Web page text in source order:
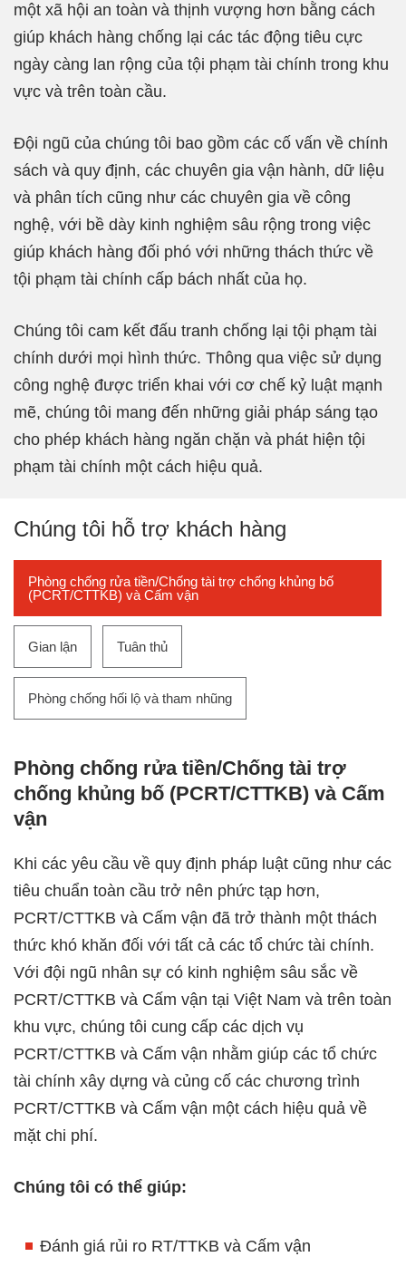
một xã hội an toàn và thịnh vượng hơn bằng cách
giúp khách hàng chống lại các tác động tiêu cực
ngày càng lan rộng của tội phạm tài chính trong khu
vực và trên toàn cầu.
Đội ngũ của chúng tôi bao gồm các cố vấn về chính
sách và quy định, các chuyên gia vận hành, dữ liệu
và phân tích cũng như các chuyên gia về công
nghệ, với bề dày kinh nghiệm sâu rộng trong việc
giúp khách hàng đối phó với những thách thức về
tội phạm tài chính cấp bách nhất của họ.
Chúng tôi cam kết đấu tranh chống lại tội phạm tài
chính dưới mọi hình thức. Thông qua việc sử dụng
công nghệ được triển khai với cơ chế kỷ luật mạnh
mẽ, chúng tôi mang đến những giải pháp sáng tạo
cho phép khách hàng ngăn chặn và phát hiện tội
phạm tài chính một cách hiệu quả.
Chúng tôi hỗ trợ khách hàng
Phòng chống rửa tiền/Chống tài trợ chống khủng bố
(PCRT/CTTKB) và Cấm vận
Gian lận Tuân thủ
Phòng chống hối lộ và tham nhũng
Phòng chống rửa tiền/Chống tài trợ
chống khủng bố (PCRT/CTTKB) và Cấm
vận
Khi các yêu cầu về quy định pháp luật cũng như các
tiêu chuẩn toàn cầu trở nên phức tạp hơn,
PCRT/CTTKB và Cấm vận đã trở thành một thách
thức khó khăn đối với tất cả các tổ chức tài chính.
Với đội ngũ nhân sự có kinh nghiệm sâu sắc về
PCRT/CTTKB và Cấm vận tại Việt Nam và trên toàn
khu vực, chúng tôi cung cấp các dịch vụ
PCRT/CTTKB và Cấm vận nhằm giúp các tổ chức
tài chính xây dựng và củng cố các chương trình
PCRT/CTTKB và Cấm vận một cách hiệu quả về
mặt chi phí.
Chúng tôi có thể giúp:
Đánh giá rủi ro RT/TTKB và Cấm vận